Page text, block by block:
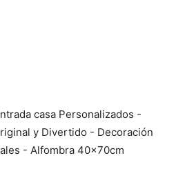
casa Personalizados -
y Divertido - Decoración
- Alfombra 40x70cm